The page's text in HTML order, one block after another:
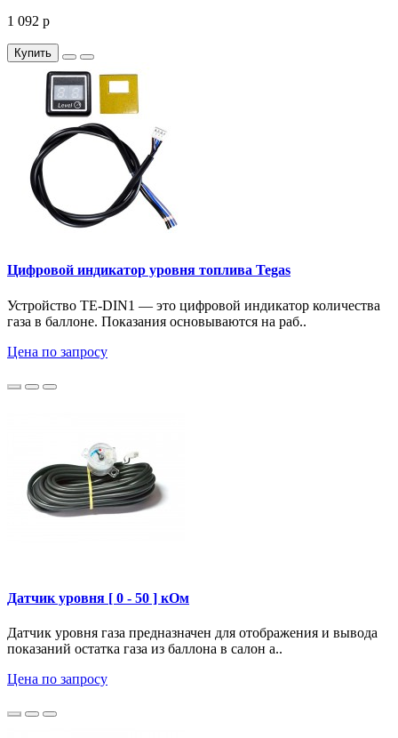
1 092 р
Купить
Цифровой индикатор уровня топлива Tegas
Устройство TE-DIN1 — это цифровой индикатор количества
газа в баллоне. Показания основываются на раб..
Цена по запросу
Датчик уровня [ 0 - 50 ] кОм
Датчик уровня газа предназначен для отображения и вывода
показаний остатка газа из баллона в салон а..
Цена по запросу